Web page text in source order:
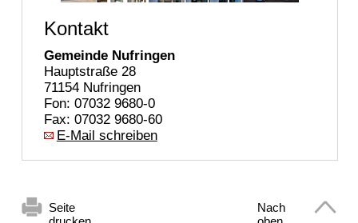
Kontakt
Gemeinde Nufringen
Hauptstraße 28
71154 Nufringen
Fon: 07032 9680-0
Fax: 07032 9680-60
E-Mail schreiben
Seite
Nach